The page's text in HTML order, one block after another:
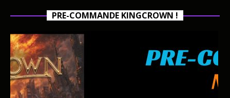
PRE-COMMANDE KINGCROWN !